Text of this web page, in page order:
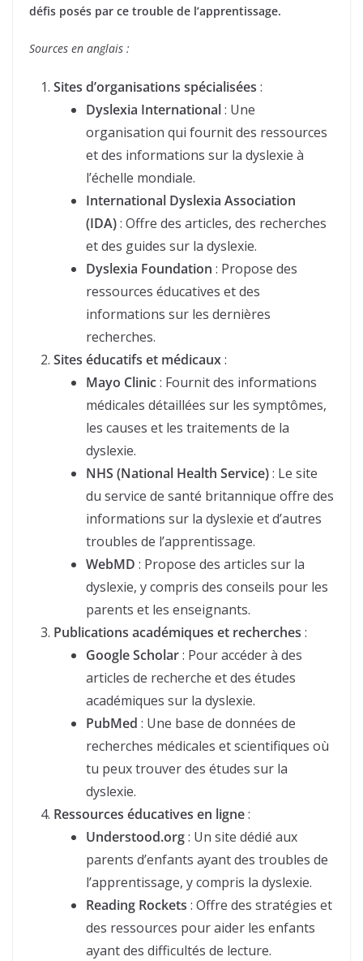
défis posés par ce trouble de l’apprentissage.
Sources en anglais :
Sites d’organisations spécialisées :
Dyslexia International: Une
organisation qui fournit des ressources
et des informations sur la dyslexie à
l’échelle mondiale.
International Dyslexia Association
(IDA): Offre des articles, des recherches
et des guides sur la dyslexie.
Dyslexia Foundation : Propose des
ressources éducatives et des
informations sur les dernières
recherches.
Sites éducatifs et médicaux:
Mayo Clinic: Fournit des informations
médicales détaillées sur les symptômes,
les causes et les traitements de la
dyslexie.
NHS (National Health Service): Le site
du service de santé britannique offre des
informations sur la dyslexie et d’autres
troubles de l’apprentissage.
WebMD : Propose des articles sur la
dyslexie, y compris des conseils pour les
parents et les enseignants.
Publications académiques et recherches :
Google Scholar: Pour accéder à des
articles de recherche et des études
académiques sur la dyslexie.
PubMed : Une base de données de
recherches médicales et scientifiques où
tu peux trouver des études sur la
dyslexie.
Ressources éducatives en ligne:
Understood.org: Un site dédié aux
parents d’enfants ayant des troubles de
l’apprentissage, y compris la dyslexie.
Reading Rockets : Offre des stratégies et
des ressources pour aider les enfants
ayant des difficultés de lecture.